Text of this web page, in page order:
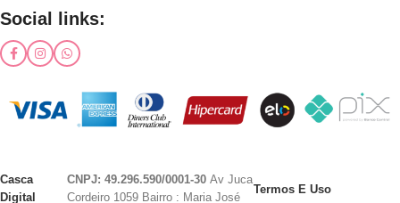
Social links:
Casca
Digital
CNPJ: 49.296.590/0001-30 Av Juca
Cordeiro 1059 Bairro : Maria José
Termos E Uso